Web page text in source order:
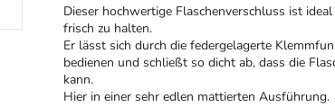
Dieser hochwertige Flaschenverschluss ist
frisch zu halten.
Er lässt sich durch die federgelagerte
bedienen und schließt so dicht ab, dass die
kann.
Hier in einer sehr edlen mattierten Ausführung.